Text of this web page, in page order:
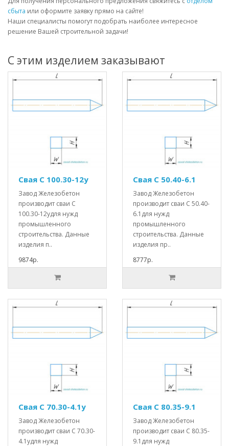
сбыта или оформите заявку прямо на сайте!
Наши специалисты помогут подобрать наиболее интересное
решение Вашей строительной задачи!
С этим изделием заказывают
Свая С 100.30-12у
Завод Железобетон
производит сваи С
100.30-12удля нужд
промышленного
строительства. Данные
изделия п..
9874р.
Свая С 50.40-6.1
Завод Железобетон
производит сваи С 50.40-
6.1для нужд
промышленного
строительства. Данные
изделия пр..
8777р.
Свая С 70.30-4.1у
Завод Железобетон
производит сваи С 70.30-
4.1удля нужд
Свая С 80.35-9.1
Завод Железобетон
производит сваи С 80.35-
9.1для нужд